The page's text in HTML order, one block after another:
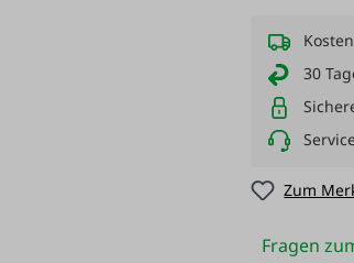
30
Zum
Fragen